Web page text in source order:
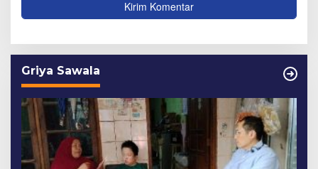
Griya Sawala